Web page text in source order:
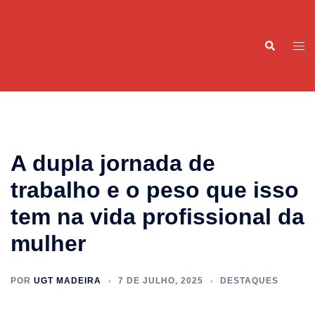
Pesquisar
A dupla jornada de
trabalho e o peso que isso
tem na vida profissional da
mulher
POR UGT MADEIRA 7 DE JULHO, 2025 DESTAQUES